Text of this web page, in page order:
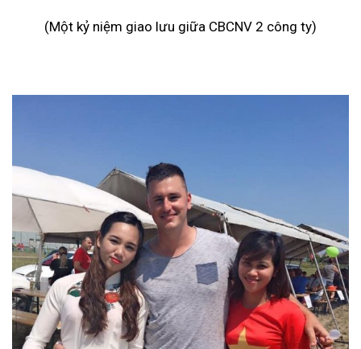
(Một kỷ niệm giao lưu giữa CBCNV 2 công ty)